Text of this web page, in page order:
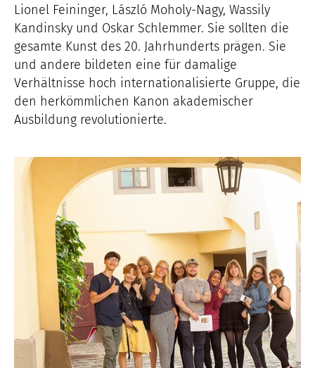
Lionel Feininger, László Moholy-Nagy, Wassily
Kandinsky und Oskar Schlemmer. Sie sollten die
gesamte Kunst des 20. Jahrhunderts prägen. Sie
und andere bildeten eine für damalige
Verhältnisse hoch internationalisierte Gruppe, die
den herkömmlichen Kanon akademischer
Ausbildung revolutionierte.